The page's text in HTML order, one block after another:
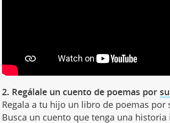
2. Regálale un cuento de poemas por
Regala a tu hijo un libro de poemas
Busca un cuento que tenga una